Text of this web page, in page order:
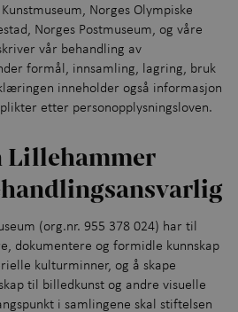
+
barn +
gjennom året
læring +
Norges Olympiske
Norges Postmuseum, og våre
vår behandling av
formål, innsamling, lagring, bruk
inneholder også informasjon
etter personopplysningsloven.
(org.nr. 955 378 024) har til
dokumentere og formidle kunnskap
kulturminner, og å skape
til billedkunst og andre visuelle
i samlingene skal stiftelsen